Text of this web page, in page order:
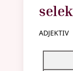
adjektiv